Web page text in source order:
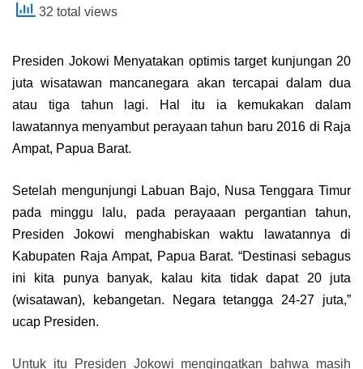
32 total views
Presiden Jokowi Menyatakan optimis target kunjungan 20
juta wisatawan mancanegara akan tercapai dalam dua
atau tiga tahun lagi. Hal itu ia kemukakan dalam
lawatannya menyambut perayaan tahun baru 2016 di Raja
Ampat, Papua Barat.
Setelah mengunjungi Labuan Bajo, Nusa Tenggara Timur
pada minggu lalu, pada perayaaan pergantian tahun,
Presiden Jokowi menghabiskan waktu lawatannya di
Kabupaten Raja Ampat, Papua Barat. “Destinasi sebagus
ini kita punya banyak, kalau kita tidak dapat 20 juta
(wisatawan), kebangetan. Negara tetangga 24-27 juta,”
ucap Presiden.
Untuk itu Presiden Jokowi mengingatkan bahwa masih